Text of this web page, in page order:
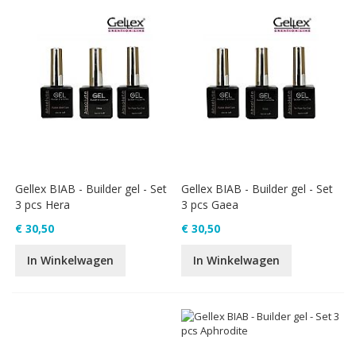
Gellex BIAB - Builder gel - Set
3 pcs Hera
€ 30,50
In Winkelwagen
Gellex BIAB - Builder gel - Set
3 pcs Gaea
€ 30,50
In Winkelwagen